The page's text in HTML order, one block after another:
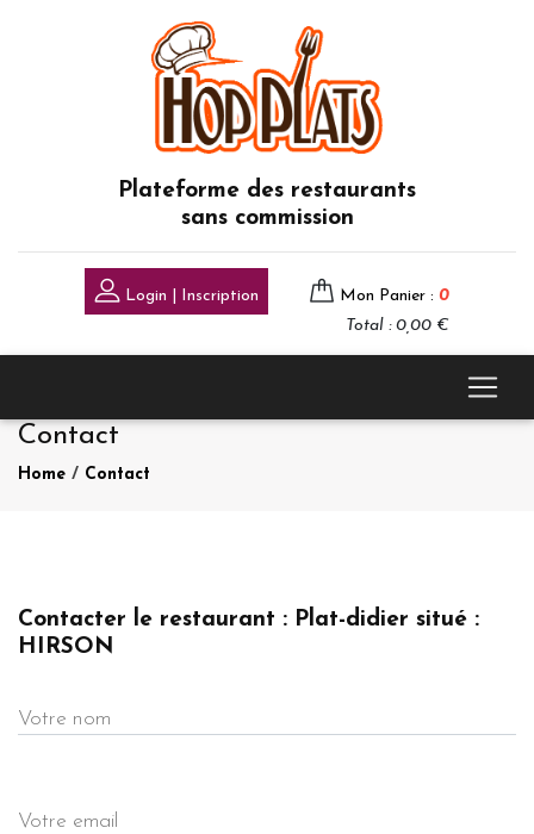
Plateforme des restaurants
sans commission
Login | Inscription Mon Panier : 0
Total : 0,00 €
Contact
Home / Contact
Contacter le restaurant : Plat-didier situé :
HIRSON
Votre nom
Votre email